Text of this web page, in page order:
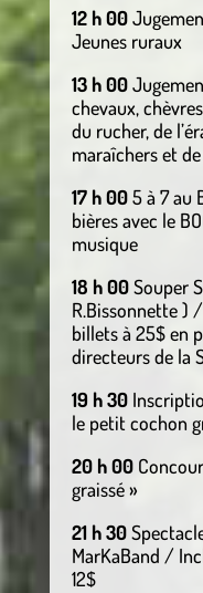
12 h 00
Jeunes ruraux
13 h 00
chevaux,
du rucher, de
maraîchers et
17 h 005 à 7 au
bières avec le
musique
18 h 00Souper
R.Bissonnette )
billets à 25$ en
directeurs de la
19 h 30
le petit cochon
20 h 00
graissé »
21 h 30
MarKaBand /
12$